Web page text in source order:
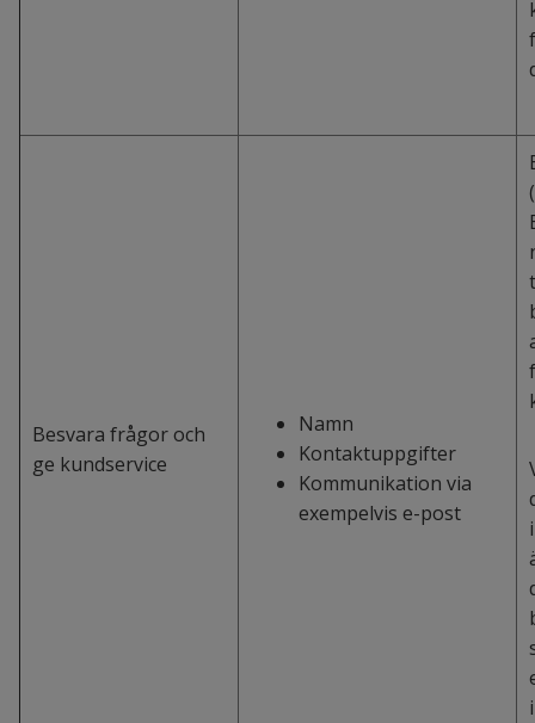
Besvara frågor och
ge kundservice
Namn
Kontaktuppgifter
Kommunikation via
exempelvis e-post